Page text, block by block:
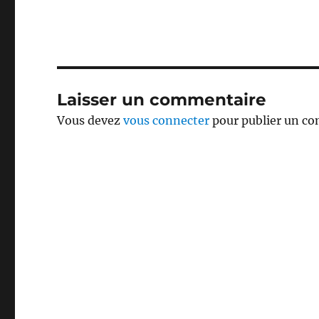
Laisser un commentaire
Vous devezvous connecter pour publier un